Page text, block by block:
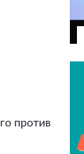
против